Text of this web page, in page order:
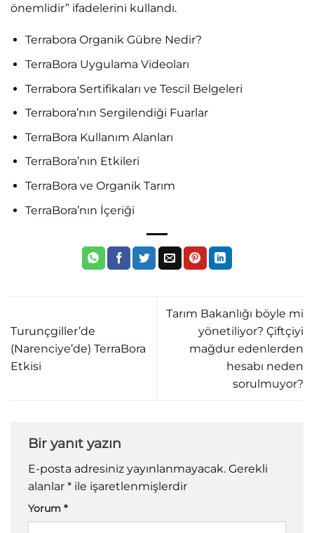
önemlidir” ifadelerini kullandı.
Terrabora Organik Gübre Nedir?
TerraBora Uygulama Videoları
Terrabora Sertifikaları ve Tescil Belgeleri
Terrabora’nın Sergilendiği Fuarlar
TerraBora Kullanım Alanları
TerraBora’nın Etkileri
TerraBora ve Organik Tarım
TerraBora’nın İçeriği
Turunçgiller’de
(Narenciye’de) TerraBora
Etkisi
Tarım Bakanlığı böyle mi
yönetiliyor? Çiftçiyi
mağdur edenlerden
hesabı neden
sorulmuyor?
Bir yanıt yazın
E-posta adresiniz yayınlanmayacak. Gerekli
alanlar * ile işaretlenmişlerdir
Yorum *